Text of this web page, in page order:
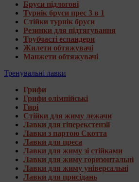
Бруси підлогові
Турнік бруси прес 3 в 1
Стійки турнік бруси
Резинки для підтягування
Трубчасті еспандери
Жилети обтяжувачі
Манжети обтяжувачі
Тренувальні лавки
Грифи
Грифи олімпійські
Гирі
Стійки для жиму лежачи
Лавки для гіперекстензії
Лавки з партою Скотта
Лавки для преса
Лавки для жиму зі стійками
Лавки для жиму горизонтальні
Лавки для жиму універсальні
Лавки для присідань